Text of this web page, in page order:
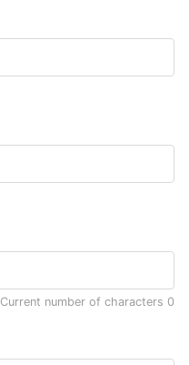
Current number of characters 0